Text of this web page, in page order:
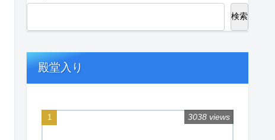
検索
殿堂入り
3038 views